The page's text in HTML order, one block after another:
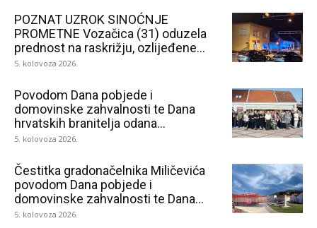
POZNAT UZROK SINOĆNJE
PROMETNE Vozačica (31) oduzela
prednost na raskrižju, ozlijeđene...
5. kolovoza 2026.
Povodom Dana pobjede i
domovinske zahvalnosti te Dana
hrvatskih branitelja odana...
5. kolovoza 2026.
Čestitka gradonačelnika Miličevića
povodom Dana pobjede i
domovinske zahvalnosti te Dana...
5. kolovoza 2026.